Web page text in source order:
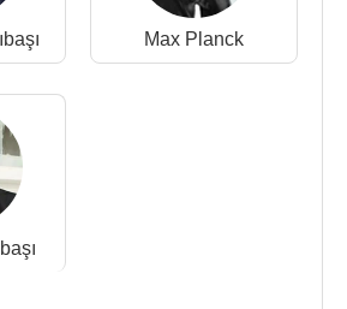
oğlu olmuştur.
katarakt ameliyatı için gittiği
6 Ekim,
Max Planck